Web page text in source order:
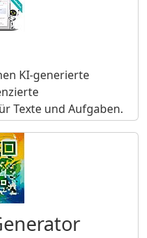
KI-generierte
Texte und Aufgaben.